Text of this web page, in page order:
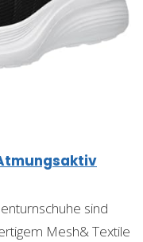
Atmungsaktiv
sind
Mesh& Textile